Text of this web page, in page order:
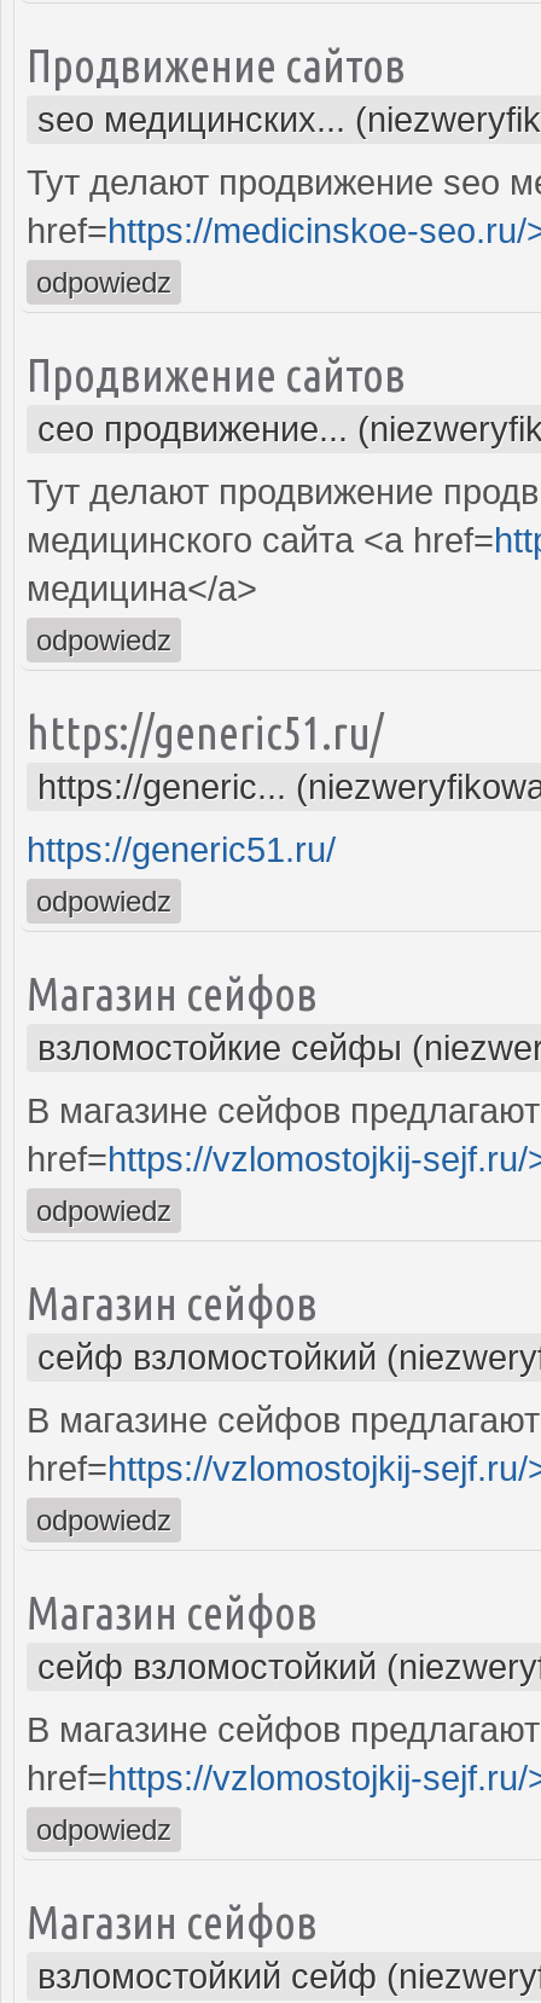
Продвижение сайтов
seo медицинских...
Тут делают продвижение seo
href=https://medicinskoe-seo.ru/
odpowiedz
Продвижение сайтов
сео продвижение...
Тут делают продвижение
медицинского сайта <a href=
медицина</a>
odpowiedz
https://generic51.ru/
https://generic...
https://generic51.ru/
odpowiedz
Магазин сейфов
взломостойкие сейфы
В магазине сейфов
href=https://vzlomostojkij-sejf.ru/
odpowiedz
Магазин сейфов
сейф взломостойкий
В магазине сейфов
href=https://vzlomostojkij-sejf.ru/
odpowiedz
Магазин сейфов
сейф взломостойкий
В магазине сейфов
href=https://vzlomostojkij-sejf.ru/
odpowiedz
Магазин сейфов
взломостойкий сейф